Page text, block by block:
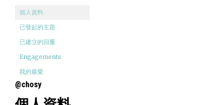
個人資料
已發起的主題
已建立的回覆
Engagements
我的最愛
@chosy